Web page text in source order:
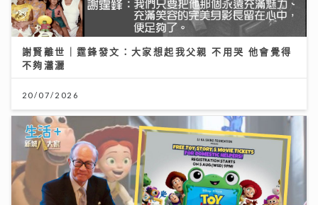
謝賢離世｜霆鋒發文：大家想起我父親 不用哭 他會覺得
不夠瀟灑
20/07/2026